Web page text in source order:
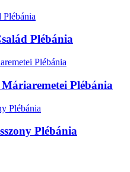
Plébánia
Plébánia
Plébánia